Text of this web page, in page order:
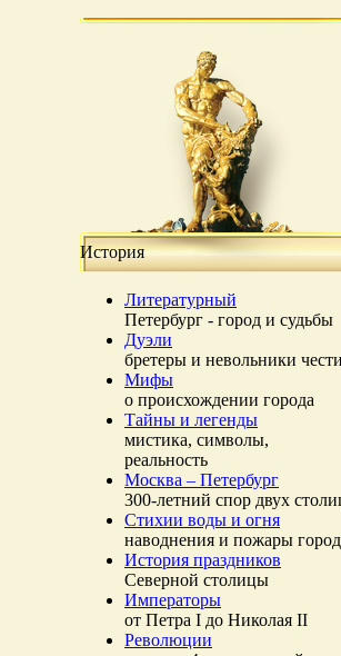
История
Литературный
Петербург - город и судьбы
Дуэли
бретеры и невольники чести
Мифы
о происхождении города
Тайны и легенды
мистика, символы,
реальность
Москва – Петербург
300-летний спор двух
Стихии воды и огня
наводнения и пожары
История праздников
Северной столицы
Императоры
от Петра I до Николая II
Революции